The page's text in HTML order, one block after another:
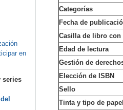
en
series
Categorías
Fecha de
Casilla de libro
Edad de lectura
Gestión de
Elección de ISBN
Sello
Tinta y tipo de